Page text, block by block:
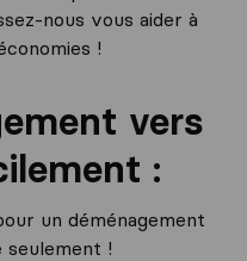
nous vous aider à
!
vers
:
un déménagement
seulement !